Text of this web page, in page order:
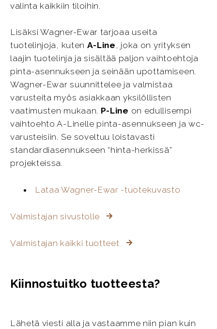
valinta kaikkiin tiloihin.
Lisäksi Wagner-Ewar tarjoaa useita
tuotelinjoja, kuten A-Line , joka on yrityksen
laajin tuotelinja ja sisältää paljon vaihtoehtoja
pinta-asennukseen ja seinään upottamiseen.
Wagner-Ewar suunnittelee ja valmistaa
varusteita myös asiakkaan yksilöllisten
vaatimusten mukaan. P-Line on edullisempi
vaihtoehto A-Linelle pinta-asennukseen ja wc-
varusteisiin. Se soveltuu loistavasti
standardiasennukseen “hinta-herkissä”
projekteissa.
Lataa Wagner-Ewar -tuotekuvasto
Valmistajan sivustolle
Valmistajan kaikki tuotteet
Kiinnostuitko tuotteesta?
Lähetä viesti alla ja vastaamme niin pian kuin